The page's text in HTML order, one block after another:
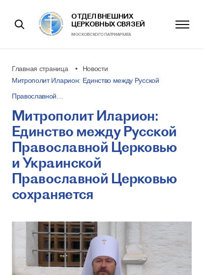
ОТДЕЛ ВНЕШНИХ
ЦЕРКОВНЫХ СВЯЗЕЙ
МОСКОВСКОГО ПАТРИАРХАТА
Главная страница
Новости
Митрополит Иларион: Единство между Русской
Православной…
Митрополит Иларион:
Единство между Русской
Православной Церковью
и Украинской
Православной Церковью
сохраняется